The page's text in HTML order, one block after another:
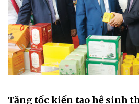
Tăng tốc kiến tạo hệ sinh